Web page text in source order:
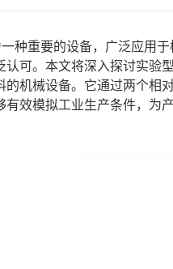
种重要的设备，广泛应用
可。本文将深入探讨实验
机械设备。它通过两个
效模拟工业生产条件，为